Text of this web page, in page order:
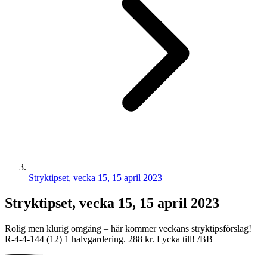
Stryktipset, vecka 15, 15 april 2023
Stryktipset, vecka 15, 15 april 2023
Rolig men klurig omgång – här kommer veckans stryktipsförslag!
R-4-4-144 (12) 1 halvgardering. 288 kr. Lycka till! /BB